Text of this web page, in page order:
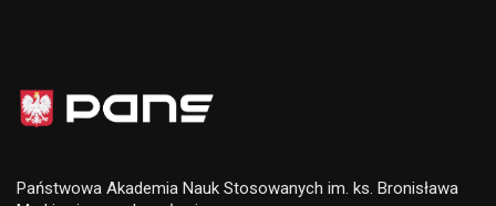
Państwowa Akademia Nauk Stosowanych im. ks. Bronisława